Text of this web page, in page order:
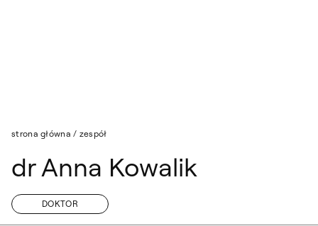
strona główna / zespół
dr Anna Kowalik
DOKTOR